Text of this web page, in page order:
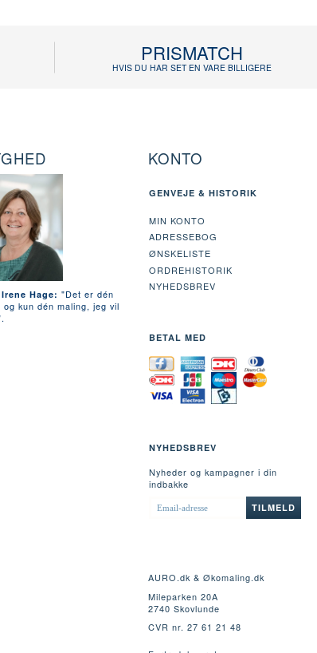
PRISMATCH
HVIS DU HAR SET EN VARE BILLIGERE
Hage: "Det er dén
og kun dén maling, jeg vil
KONTO
GENVEJE & HISTORIK
MIN KONTO
ADRESSEBOG
ØNSKELISTE
ORDREHISTORIK
NYHEDSBREV
BETAL MED
NYHEDSBREV
Nyheder og kampagner i din
indbakke
EMAIL-
ADRESSE
TILMELD
AURO.dk & Økomaling.dk
Mileparken 20A
2740 Skovlunde
CVR nr. 27 61 21 48